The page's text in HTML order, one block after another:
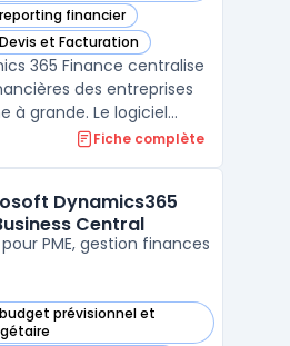
financier
365 Finance dans cette
et Facturation
365 Finance dans cette
365 Finance centralise
des entreprises
à grande. Le logiciel
gestion de la
mode cloud adapte la
environ ...
Fiche complète
Dynamics365
Central
pour PME, gestion finances
prévisionnel et
Business Central dans